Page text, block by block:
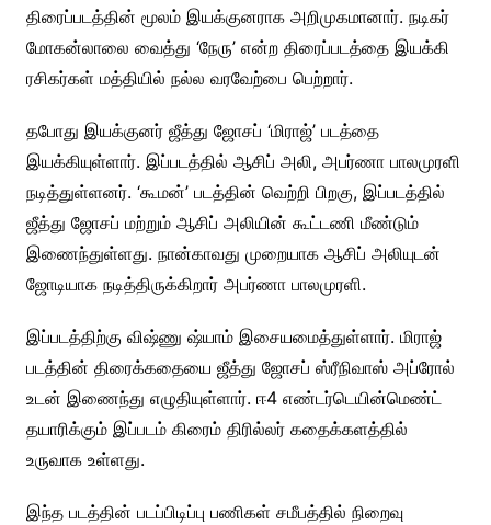
திரைப்படத்தின் மூலம் இயக்குனராக அறிமுகமானார். நடிகர்
மோகன்லாலை வைத்து ‘நேரு’ என்ற திரைப்படத்தை இயக்கி
ரசிகர்கள் மத்தியில் நல்ல வரவேற்பை பெற்றார்.
தபோது இயக்குனர் ஜீத்து ஜோசப் ‘மிராஜ்’ படத்தை
இயக்கியுள்ளார். இப்படத்தில் ஆசிப் அலி, அபர்ணா பாலமுரளி
நடித்துள்ளனர். ‘கூமன்’ படத்தின் வெற்றி பிறகு, இப்படத்தில்
ஜீத்து ஜோசப் மற்றும் ஆசிப் அலியின் கூட்டணி மீண்டும்
இணைந்துள்ளது. நான்காவது முறையாக ஆசிப் அலியுடன்
ஜோடியாக நடித்திருக்கிறார் அபர்ணா பாலமுரளி.
இப்படத்திற்கு விஷ்ணு ஷ்யாம் இசையமைத்துள்ளார். மிராஜ்
படத்தின் திரைக்கதையை ஜீத்து ஜோசப் ஸ்ரீநிவாஸ் அப்ரோல்
உடன் இணைந்து எழுதியுள்ளார். ஈ4 எண்டர்டெயின்மெண்ட்
தயாரிக்கும் இப்படம் கிரைம் திரில்லர் கதைக்களத்தில்
உருவாக உள்ளது.
இந்த படத்தின் படப்பிடிப்பு பணிகள் சமீபத்தில் நிறைவு